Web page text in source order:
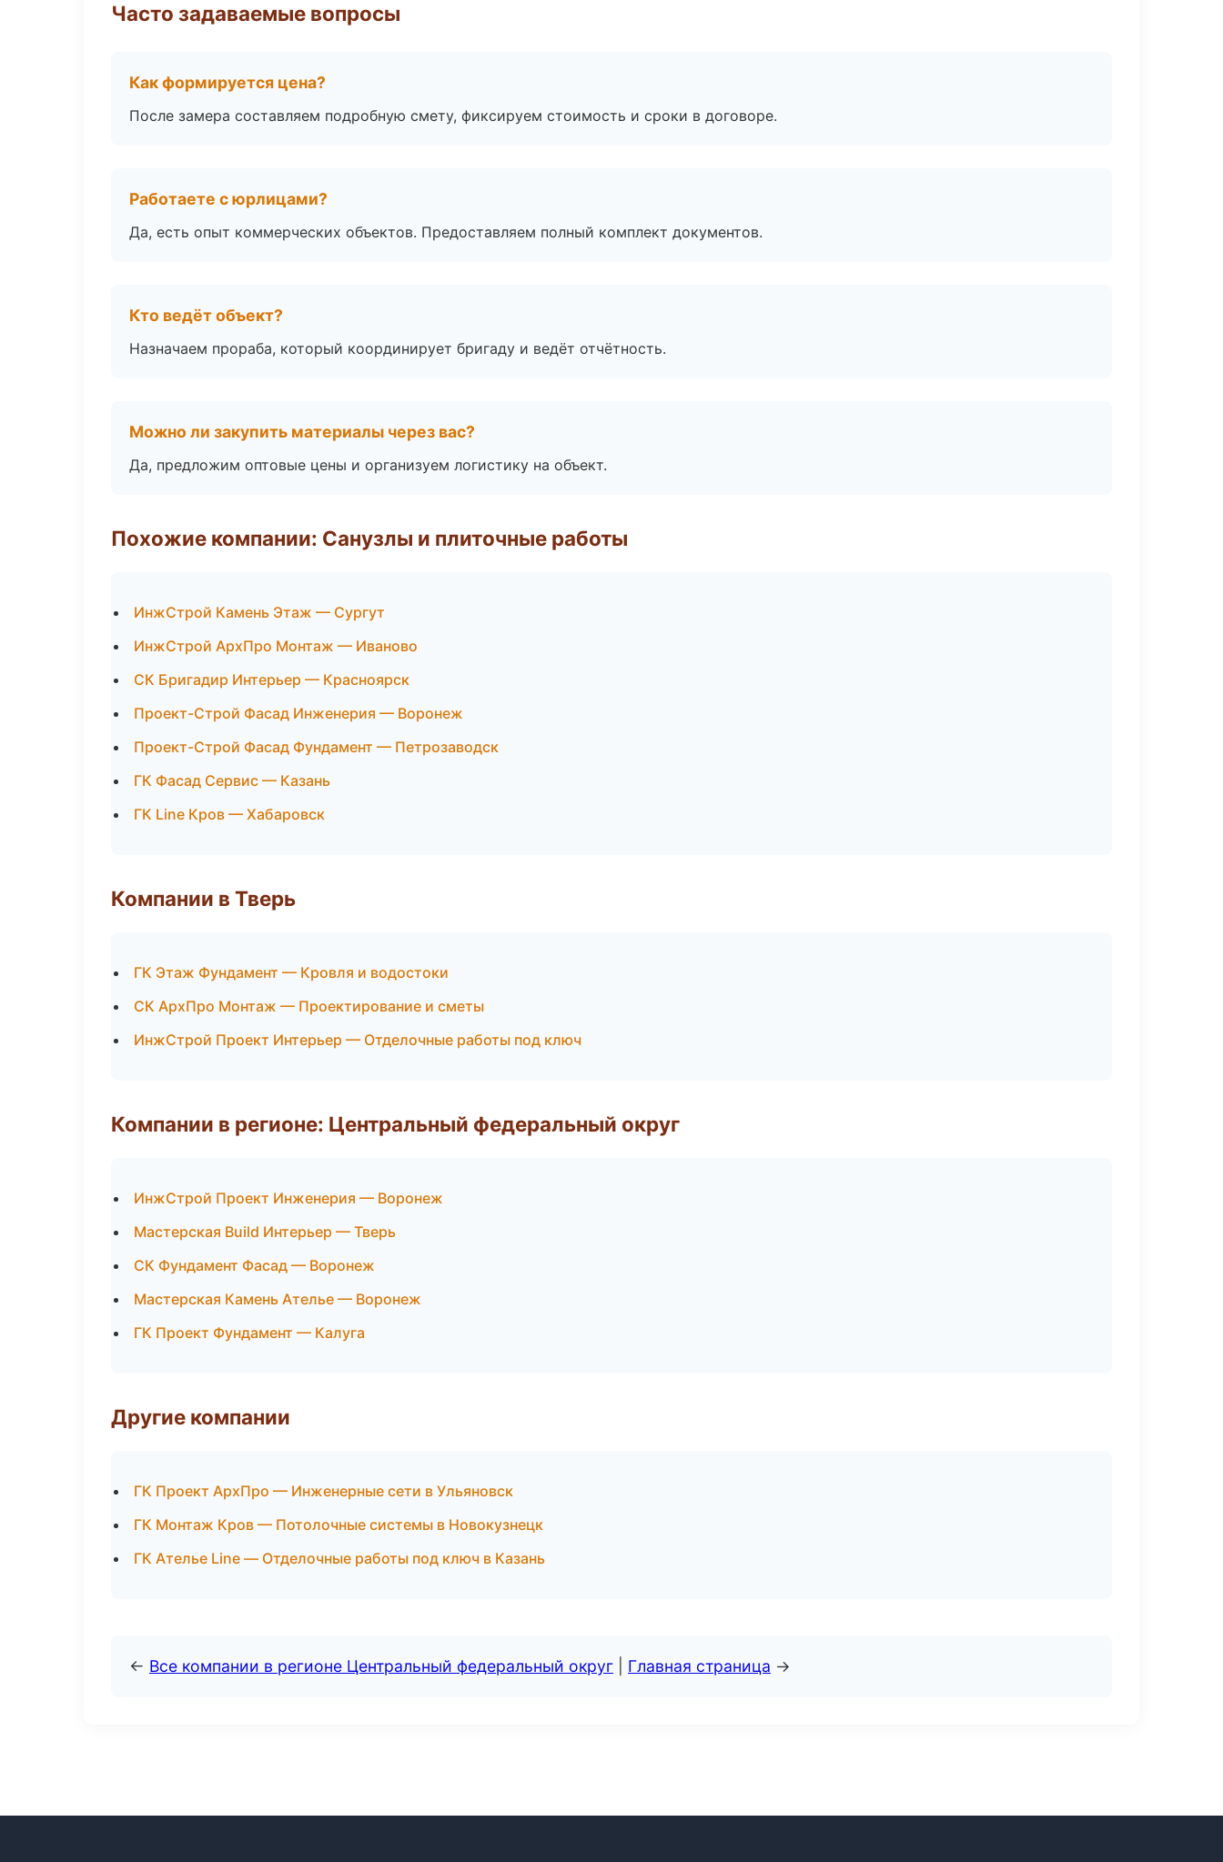
Часто задаваемые вопросы
Как формируется цена?
После замера составляем подробную смету, фиксируем стоимость и сроки в договоре.
Работаете с юрлицами?
Да, есть опыт коммерческих объектов. Предоставляем полный комплект документов.
Кто ведёт объект?
Назначаем прораба, который координирует бригаду и ведёт отчётность.
Можно ли закупить материалы через вас?
Да, предложим оптовые цены и организуем логистику на объект.
Похожие компании: Санузлы и плиточные работы
ИнжСтрой Камень Этаж — Сургут
ИнжСтрой АрхПро Монтаж — Иваново
СК Бригадир Интерьер — Красноярск
Проект-Строй Фасад Инженерия — Воронеж
Проект-Строй Фасад Фундамент — Петрозаводск
ГК Фасад Сервис — Казань
ГК Line Кров — Хабаровск
Компании в Тверь
ГК Этаж Фундамент — Кровля и водостоки
СК АрхПро Монтаж — Проектирование и сметы
ИнжСтрой Проект Интерьер — Отделочные работы под ключ
Компании в регионе: Центральный федеральный округ
ИнжСтрой Проект Инженерия — Воронеж
Мастерская Build Интерьер — Тверь
СК Фундамент Фасад — Воронеж
Мастерская Камень Ателье — Воронеж
ГК Проект Фундамент — Калуга
Другие компании
ГК Проект АрхПро — Инженерные сети в Ульяновск
ГК Монтаж Кров — Потолочные системы в Новокузнецк
ГК Ателье Line — Отделочные работы под ключ в Казань
← Все компании в регионе Центральный федеральный округ Главная страница →